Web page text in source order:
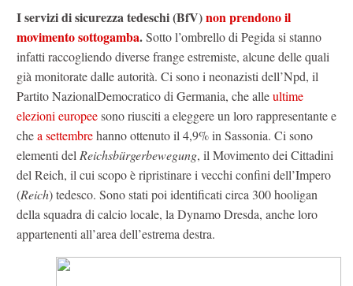
I servizi di sicurezza tedeschi (BfV)non prendono il
movimento sottogamba.Sotto l’ombrello di Pegida si stanno
infatti raccogliendo diverse frange estremiste, alcune delle quali
già monitorate dalle autorità. Ci sono i neonazisti dell’Npd, il
Partito NazionalDemocratico di Germania, che alleultime
elezioni europeesono riusciti a eleggere un loro rappresentante e
chea settembrehanno ottenuto il 4,9% in Sassonia. Ci sono
elementi del Reichsbürgerbewegung, il Movimento dei Cittadini
del Reich, il cui scopo è ripristinare i vecchi confini dell’Impero
(Reich) tedesco. Sono stati poi identificati circa 300 hooligan
della squadra di calcio locale, la Dynamo Dresda, anche loro
appartenenti all’area dell’estrema destra.